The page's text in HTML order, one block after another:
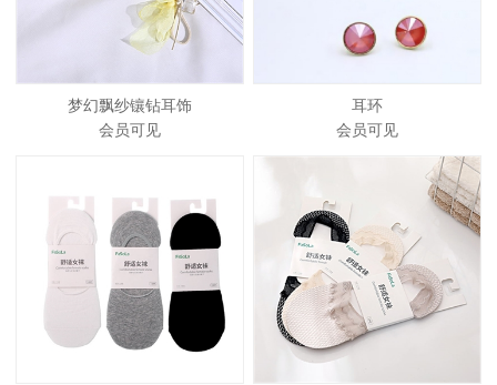
梦幻飘纱镶钻耳饰
会员可见
耳环
会员可见